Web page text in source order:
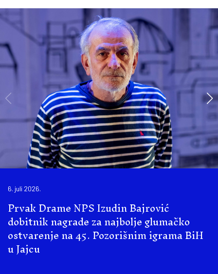
6. juli 2026.
Prvak Drame NPS Izudin Bajrović
dobitnik nagrade za najbolje glumačko
ostvarenje na 45. Pozorišnim igrama BiH
u Jajcu